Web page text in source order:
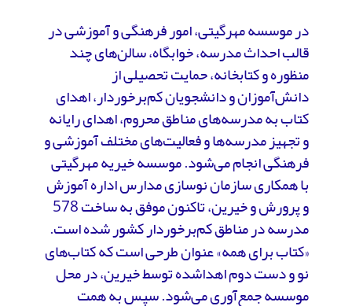
در موسسه مهرگیتی، امور فرهنگی و آموزشی در
قالب احداث مدرسه، خوابگاه، سالن‌های چند
منظوره و کتابخانه، حمایت تحصیلی از
دانش‌آموزان و دانشجویان کم‌برخوردار، اهدای
کتاب به مدرسه‌های مناطق محروم، اهدای رایانه
و تجهیز مدرسه‌ها و فعالیت‌های مختلف آموزشی و
فرهنگی انجام می‌شود. موسسه خیریه مهرگیتی
با همکاری سازمان نوسازی مدارس اداره آموزش
و پرورش و خیرین، تاکنون موفق به ساخت 578
مدرسه در مناطق کم‌برخوردار کشور شده‌ است.
«کتاب برای همه» عنوان طرحی است که کتاب‌های
نو و دست دوم اهداشده توسط خیرین، در محل
موسسه جمع‌آوری می‌شود. سپس به همت